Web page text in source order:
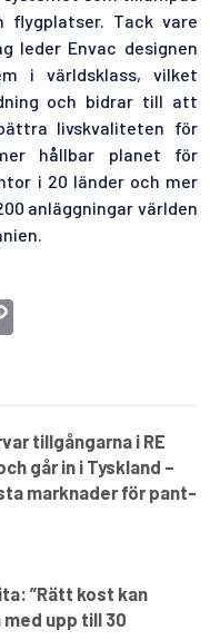
flygplatser. Tack vare
leder Envac designen
i världsklass, vilket
och bidrar till att
livskvaliteten för
hållbar planet för
i 20 länder och mer
anläggningar världen
tillgångarna i RE
går in i Tyskland –
marknader för pant-
”Rätt kost kan
upp till 30